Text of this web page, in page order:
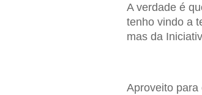
A verdade é
tenho vindo a
mas da
Aproveito para